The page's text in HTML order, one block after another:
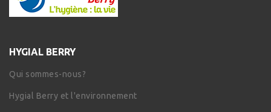
HYGIAL BERRY
Qui sommes-nous?
Hygial Berry et l'environnement